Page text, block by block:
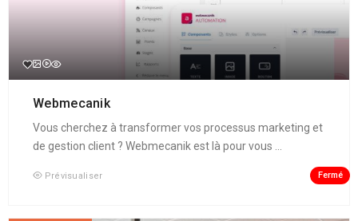
Webmecanik
Vous cherchez à transformer vos processus marketing et
de gestion client ? Webmecanik est là pour vous ...
Prévisualiser Fermé